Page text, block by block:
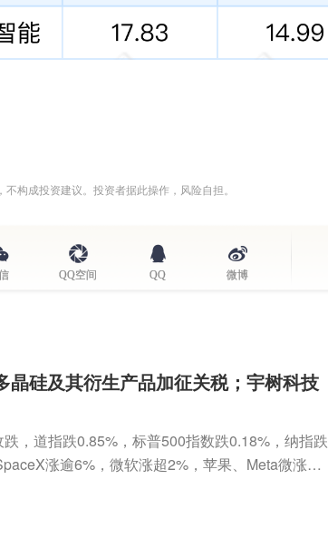
构成投资建议。投资者据此操作，风险自担。
QQ空间 QQ 微博
晶硅及其衍生产品加征关税；宇树科技
，道指跌0.85%，标普500指数跌0.18%，纳指跌
涨逾6%，微软涨超2%，苹果、Meta微涨；